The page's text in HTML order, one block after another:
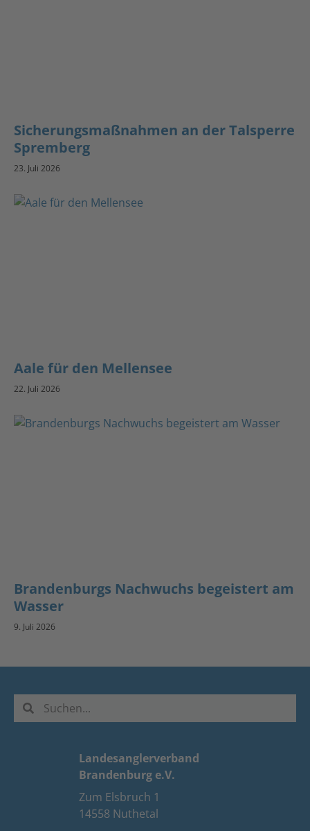
Sicherungsmaßnahmen an der Talsperre
Spremberg
23. Juli 2026
Aale für den Mellensee
22. Juli 2026
Brandenburgs Nachwuchs begeistert am
Wasser
9. Juli 2026
Landesanglerverband
Brandenburg e.V.
Zum Elsbruch 1
14558 Nuthetal